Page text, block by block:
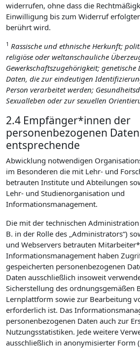
widerrufen, ohne dass die
Einwilligung bis zum Widerruf
berührt wird.
1 Rassische und ethnische Herkunft;
religiöse oder weltanschauliche
Gewerkschaftszugehörigkeit;
Daten, die zur eindeutigen
Person verarbeitet werden;
Sexualleben oder zur sexuellen
2.4 Empfänger*innen der
personenbezogenen
entsprechende
Abwicklung notwendigen
im Besonderen die mit Lehr- und
betrauten Institute und Abteilungen
Lehr- und Studienorganisation und
Informationsmanagement.
Die mit der technischen
B. in der Rolle des „Administrators“)
und Webservers betrauten
Informationsmanagement haben
gespeicherten personenbezogenen
Daten ausschließlich insoweit
Sicherstellung des ordnungsgemäßen
Lernplattform sowie zur Bearbeitung
erforderlich ist. Das
personenbezogenen Daten auch zur
Nutzungsstatistiken. Jede weitere
ausschließlich in anonymisierter Form